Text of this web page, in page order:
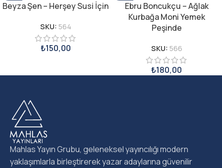
Beyza Şen – Herşey Susi İçin
SKU: 564
₺150,00
Ebru Boncukçu – Ağlak
Kurbağa Moni Yemek
Peşinde
SKU: 566
₺180,00
Mahlas Yayın Grubu, geleneksel yayıncılığı modern
yaklaşımlarla birleştirerek yazar adaylarına güvenilir